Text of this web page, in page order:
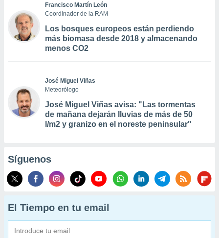
Francisco Martín León
Coordinador de la RAM
Los bosques europeos están perdiendo
más biomasa desde 2018 y almacenando
menos CO2
José Miguel Viñas
Meteorólogo
José Miguel Viñas avisa: "Las tormentas
de mañana dejarán lluvias de más de 50
l/m2 y granizo en el noreste peninsular"
Síguenos
El Tiempo en tu email